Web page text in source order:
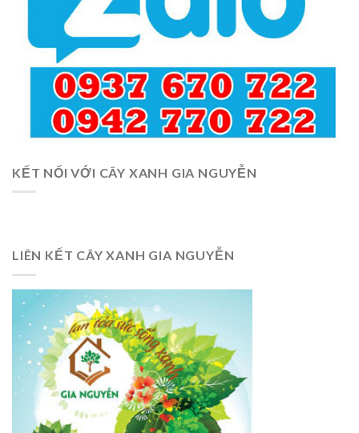
KẾT NỐI VỚI CÂY XANH GIA NGUYỄN
LIÊN KẾT CÂY XANH GIA NGUYỄN